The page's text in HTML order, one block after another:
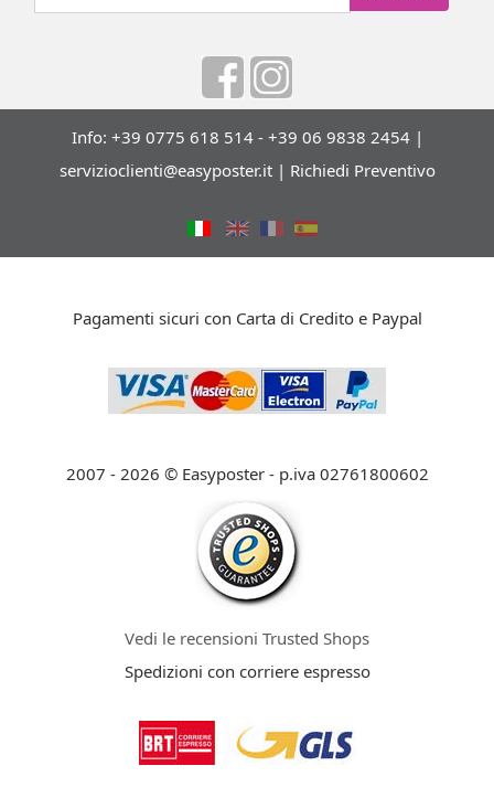
Info: +39 0775 618 514 - +39 06 9838 2454 |
servizioclienti@easyposter.it| Richiedi Preventivo
Pagamenti sicuri con Carta di Credito e Paypal
2007 - 2026 © Easyposter - p.iva 02761800602
Vedi le recensioni Trusted Shops
Spedizioni con corriere espresso